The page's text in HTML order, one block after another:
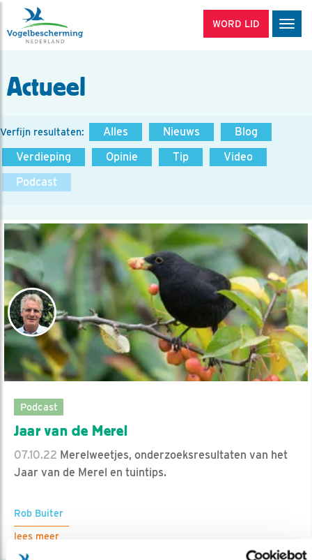
WORD LID
Actueel
Verfijn resultaten: Alles Nieuws
Blog
Verdieping
Opinie Tip
Video
Podcast
Podcast
Jaar van de Merel
07.10.22 Merelweetjes, onderzoeksresultaten van het
Jaar van de Merel en tuintips.
Rob Buiter
lees meer